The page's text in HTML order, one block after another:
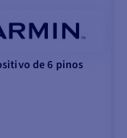
de 6 pinos